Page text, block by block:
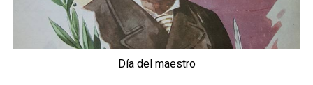
Día del maestro